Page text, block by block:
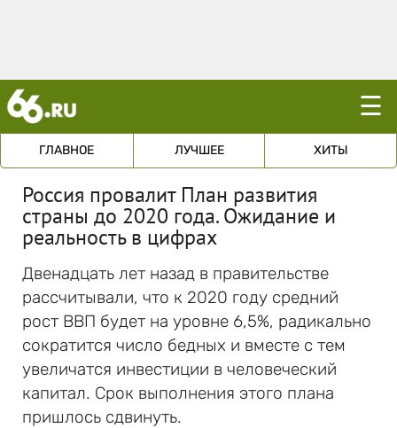
☰
ГЛАВНОЕ ЛУЧШЕЕ ХИТЫ
Россия провалит План развития
страны до 2020 года. Ожидание и
реальность в цифрах
Двенадцать лет назад в правительстве
рассчитывали, что к 2020 году средний
рост ВВП будет на уровне 6,5%, радикально
сократится число бедных и вместе с тем
увеличатся инвестиции в человеческий
капитал. Срок выполнения этого плана
пришлось сдвинуть.